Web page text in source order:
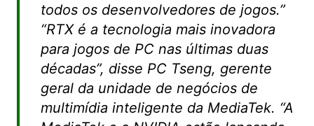
todos os desenvolvedores de jogos.”
“RTX é a tecnologia mais inovadora
para jogos de PC nas últimas duas
décadas”, disse PC Tseng, gerente
geral da unidade de negócios de
multimídia inteligente da MediaTek. “A